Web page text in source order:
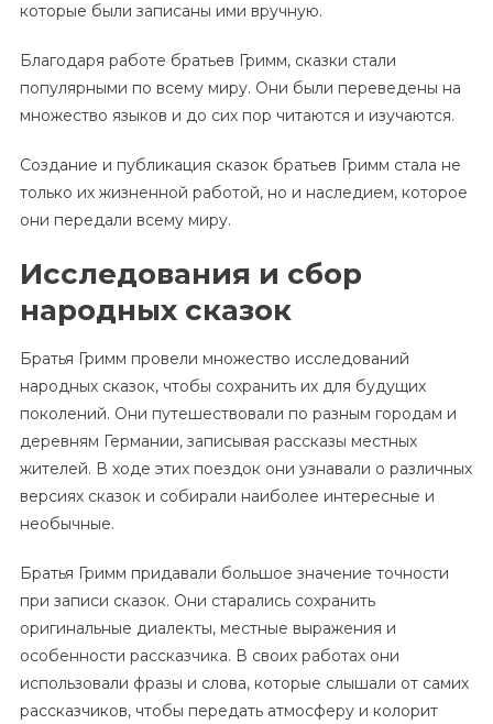
которые были записаны ими вручную.
Благодаря работе братьев Гримм, сказки стали
популярными по всему миру. Они были переведены на
множество языков и до сих пор читаются и изучаются.
Создание и публикация сказок братьев Гримм стала не
только их жизненной работой, но и наследием, которое
они передали всему миру.
Исследования и сбор
народных сказок
Братья Гримм провели множество исследований
народных сказок, чтобы сохранить их для будущих
поколений. Они путешествовали по разным городам и
деревням Германии, записывая рассказы местных
жителей. В ходе этих поездок они узнавали о различных
версиях сказок и собирали наиболее интересные и
необычные.
Братья Гримм придавали большое значение точности
при записи сказок. Они старались сохранить
оригинальные диалекты, местные выражения и
особенности рассказчика. В своих работах они
использовали фразы и слова, которые слышали от самих
рассказчиков, чтобы передать атмосферу и колорит